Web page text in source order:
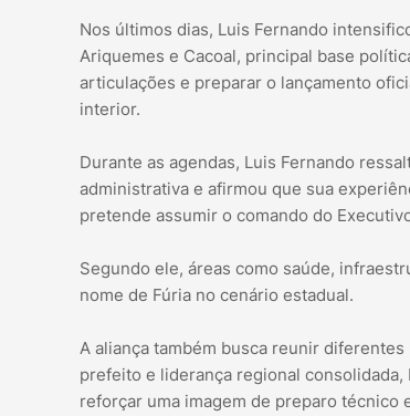
Nos últimos dias, Luis Fernando
Ariquemes e Cacoal, principal base
articulações e preparar o lançamento
interior.
Durante as agendas, Luis Fernando
administrativa e afirmou que sua
pretende assumir o comando do
Segundo ele, áreas como saúde,
nome de Fúria no cenário estadual.
A aliança também busca reunir
prefeito e liderança regional
reforçar uma imagem de preparo técnico